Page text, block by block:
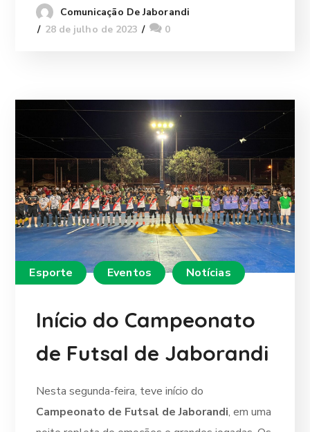
Comunicação De Jaborandi
28 de julho de 2023
0
Esporte Eventos Notícias
Início do Campeonato
de Futsal de Jaborandi
Nesta segunda-feira, teve início do
Campeonato de Futsal de Jaborandi, em uma